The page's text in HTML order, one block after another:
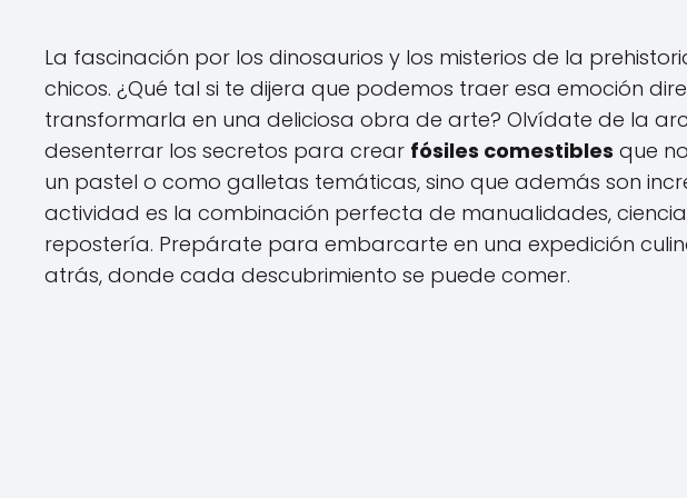
La fascinación por los dinosaurios y los misterios de la
chicos. ¿Qué tal si te dijera que podemos traer esa emoción
transformarla en una deliciosa obra de arte? Olvídate de la
desenterrar los secretos para crear fósiles comestibles que
un pastel o como galletas temáticas, sino que además son
actividad es la combinación perfecta de manualidades,
repostería. Prepárate para embarcarte en una expedición
atrás, donde cada descubrimiento se puede comer.